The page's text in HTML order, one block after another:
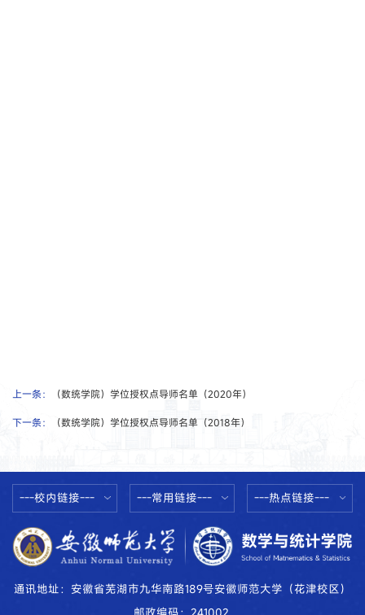
上一条： （数统学院）学位授权点导师名单（2020年）
下一条： （数统学院）学位授权点导师名单（2018年）
---校内链接--- ---常用链接--- ---热点链接---
通讯地址：安徽省芜湖市九华南路189号安徽师范大学（花津校区）